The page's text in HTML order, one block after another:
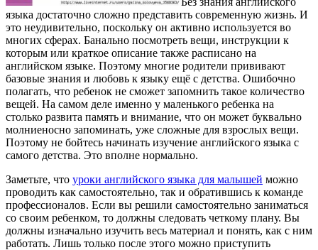
языка достаточно сложно представить современную жизнь. И
это неудивительно, поскольку он активно используется во
многих сферах. Банально посмотреть вещи, инструкции к
которым или краткое описание также расписано на
английском языке. Поэтому многие родители прививают
базовые знания и любовь к языку ещё с детства. Ошибочно
полагать, что ребенок не сможет запомнить такое количество
вещей. На самом деле именно у маленького ребенка на
столько развита память и внимание, что он может буквально
молниеносно запоминать, уже сложные для взрослых вещи.
Поэтому не бойтесь начинать изучение английского языка с
самого детства. Это вполне нормально.
Заметьте, что уроки английского языка для малышей можно
проводить как самостоятельно, так и обратившись к команде
профессионалов. Если вы решили самостоятельно заниматься
со своим ребенком, то должны следовать четкому плану. Вы
должны изначально изучить весь материал и понять, как с ним
работать. Лишь только после этого можно приступить